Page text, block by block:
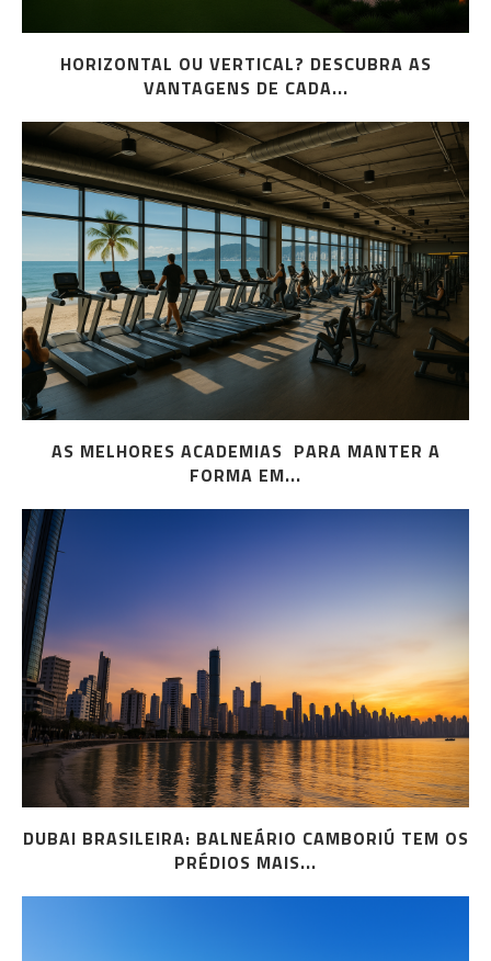
HORIZONTAL OU VERTICAL? DESCUBRA AS
VANTAGENS DE CADA...
AS MELHORES ACADEMIAS PARA MANTER A
FORMA EM...
DUBAI BRASILEIRA: BALNEÁRIO CAMBORIÚ TEM OS
PRÉDIOS MAIS...